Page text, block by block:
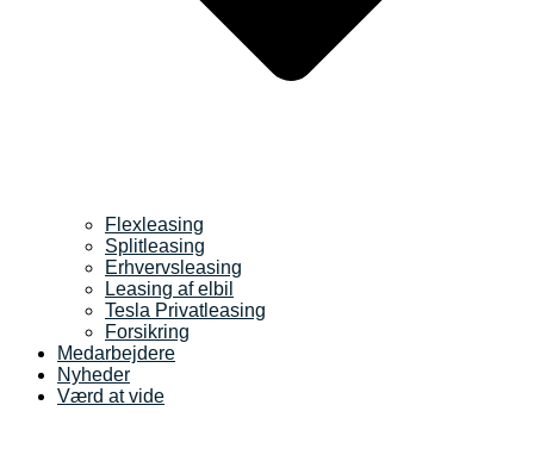
Flexleasing
Splitleasing
Erhvervsleasing
Leasing af elbil
Tesla Privatleasing
Forsikring
Medarbejdere
Nyheder
Værd at vide